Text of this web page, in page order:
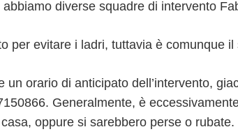
diverse squadre di intervento
per evitare i ladri, tuttavia è comunque
orario di anticipato dell’intervento,
Generalmente, è
oppure si sarebbero perse o